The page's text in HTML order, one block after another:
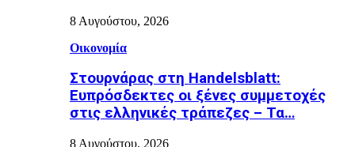
8 Αυγούστου, 2026
Οικονομία
Στουρνάρας στη Handelsblatt:
Ευπρόσδεκτες οι ξένες συμμετοχές
στις ελληνικές τράπεζες – Τα…
8 Αυγούστου, 2026